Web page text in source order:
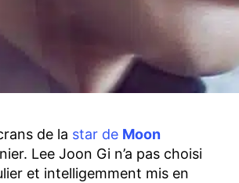
de la star de Moon
Lee Joon Gi n’a pas choisi
et intelligemment mis en